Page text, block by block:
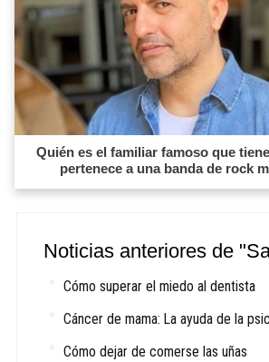
Quién es el familiar famoso que
pertenece a una banda de rock
Noticias anteriores de
Cómo superar el miedo al dentista
Cáncer de mama: La ayuda de la
Cómo dejar de comerse las uñas